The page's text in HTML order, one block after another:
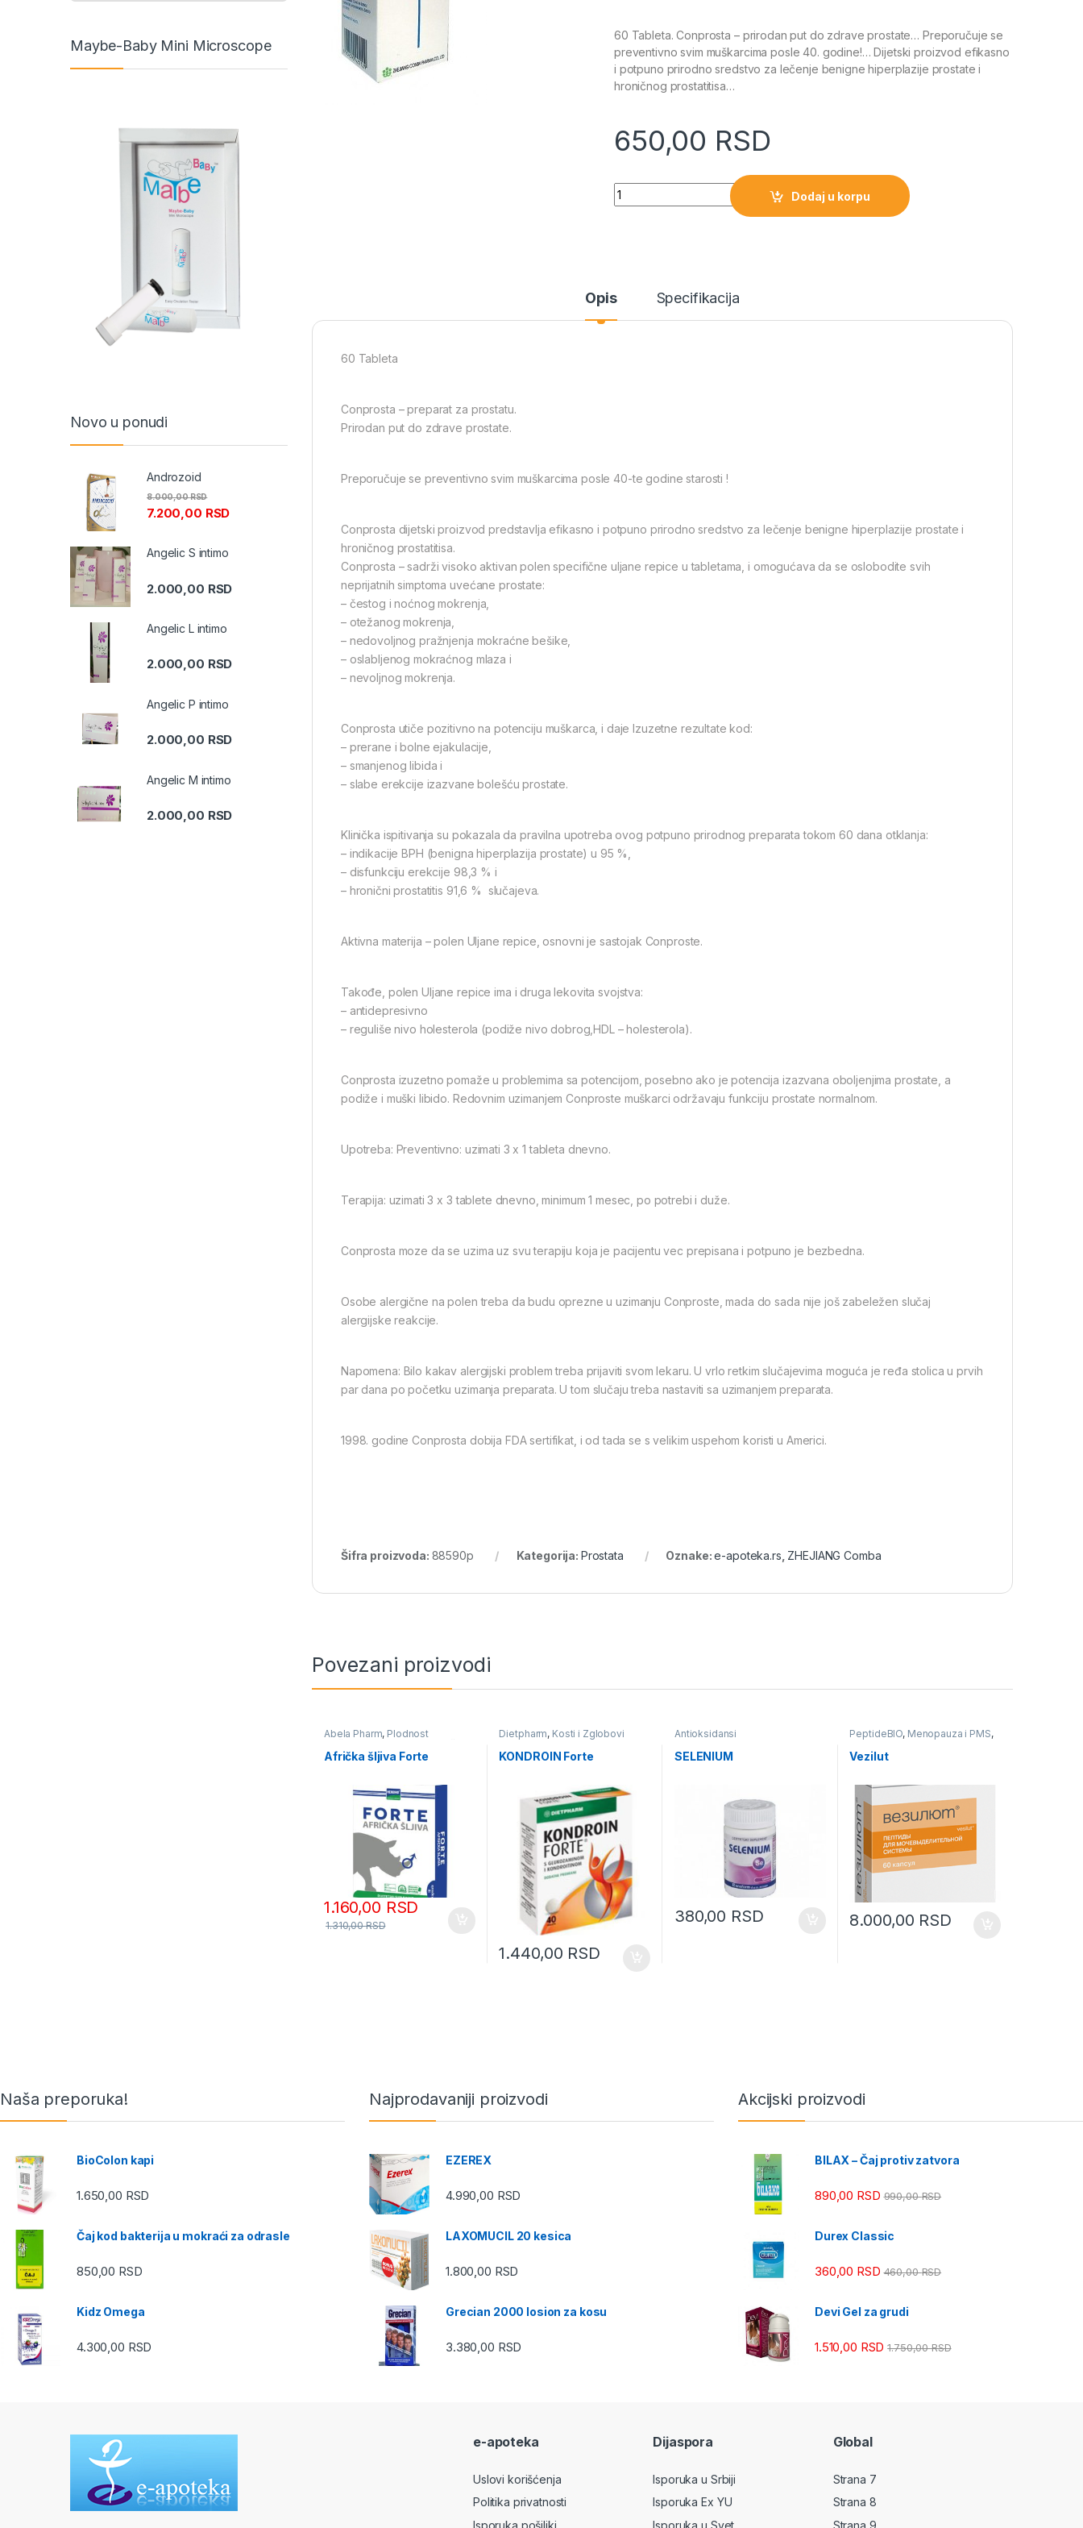
60 Tableta. Conprosta – prirodan put do zdrave prostate… Preporučuje se
preventivno svim muškarcima posle 40. godine!… Dijetski proizvod efikasno
i potpuno prirodno sredstvo za lečenje benigne hiperplazije prostate i
hroničnog prostatitisa…
650,00 RSD
Quantity
Dodaj u korpu
Opis Specifikacija
60 Tableta
Conprosta – preparat za prostatu.
Prirodan put do zdrave prostate.
Preporučuje se preventivno svim muškarcima posle 40-te godine starosti !
Conprosta dijetski proizvod predstavlja efikasno i potpuno prirodno sredstvo za lečenje benigne hiperplazije prostate i
hroničnog prostatitisa.
Conprosta – sadrži visoko aktivan polen specifične uljane repice u tabletama, i omogućava da se oslobodite svih
neprijatnih simptoma uvećane prostate:
– čestog i noćnog mokrenja,
– otežanog mokrenja,
– nedovoljnog pražnjenja mokraćne bešike,
– oslabljenog mokraćnog mlaza i
– nevoljnog mokrenja.
Conprosta utiče pozitivno na potenciju muškarca, i daje Izuzetne rezultate kod:
– prerane i bolne ejakulacije,
– smanjenog libida i
– slabe erekcije izazvane bolešću prostate.
Klinička ispitivanja su pokazala da pravilna upotreba ovog potpuno prirodnog preparata tokom 60 dana otklanja:
– indikacije BPH (benigna hiperplazija prostate) u 95 %,
– disfunkciju erekcije 98,3 % i
– hronični prostatitis 91,6 % slučajeva.
Aktivna materija – polen Uljane repice, osnovni je sastojak Conproste.
Takođe, polen Uljane repice ima i druga lekovita svojstva:
– antidepresivno
– reguliše nivo holesterola (podiže nivo dobrog,HDL – holesterola).
Conprosta izuzetno pomaže u problemima sa potencijom, posebno ako je potencija izazvana oboljenjima prostate, a
podiže i muški libido. Redovnim uzimanjem Conproste muškarci održavaju funkciju prostate normalnom.
Upotreba: Preventivno: uzimati 3 x 1 tableta dnevno.
Terapija: uzimati 3 x 3 tablete dnevno, minimum 1 mesec, po potrebi i duže.
Conprosta moze da se uzima uz svu terapiju koja je pacijentu vec prepisana i potpuno je bezbedna.
Osobe alergične na polen treba da budu oprezne u uzimanju Conproste, mada do sada nije još zabeležen slučaj
alergijske reakcije.
Napomena: Bilo kakav alergijski problem treba prijaviti svom lekaru. U vrlo retkim slučajevima moguća je ređa stolica u prvih
par dana po početku uzimanja preparata. U tom slučaju treba nastaviti sa uzimanjem preparata.
1998. godine Conprosta dobija FDA sertifikat, i od tada se s velikim uspehom koristi u Americi.
Šifra proizvoda: 88590p Kategorija: Prostata Oznake:e-apoteka.rs ZHEJIANG Comba
Povezani proizvodi
Abela Pharm, Plodnost
Prevencija,Potencija
Afrička šljiva Forte
1.160,00 RSD
1.310,00RSD
Dietpharm, Kosti i Zglobovi
KONDROIN Forte
1.440,00 RSD
Antioksidansi
SELENIUM
380,00 RSD
PeptideBIO, Menopauza i PMS,
Prirodni preparati
Prostata
Vezilut
8.000,00 RSD
Maybe-Baby Mini Microscope
Novo u ponudi
Androzoid
7.200,00 RSD
8.000,00RSD
Angelic S intimo
2.000,00 RSD
Angelic L intimo
2.000,00 RSD
Angelic P intimo
2.000,00 RSD
Angelic M intimo
2.000,00 RSD
Naša preporuka!
BioColon kapi
1.650,00 RSD
Čaj kod bakterija u mokraći za odrasle
850,00 RSD
Kidz Omega
4.300,00 RSD
Najprodavaniji proizvodi
EZEREX
4.990,00 RSD
LAXOMUCIL 20 kesica
1.800,00 RSD
Grecian 2000 losion za kosu
3.380,00 RSD
Akcijski proizvodi
BILAX – Čaj protiv zatvora
890,00 RSD 990,00RSD
Durex Classic
360,00 RSD 460,00RSD
Devi Gel za grudi
1.510,00 RSD 1.750,00RSD
e-apoteka
Uslovi korišćenja
Politika privatnosti
Isporuka pošiljki
Dijaspora
Isporuka u Srbiji
Isporuka Ex YU
Isporuka u Svet
Global
Strana 7
Strana 8
Strana 9